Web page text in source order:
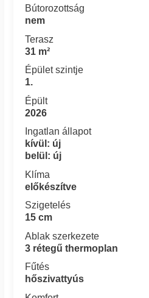
Bútorozottság
nem
Terasz
31 m²
Épület szintje
1.
Épült
2026
Ingatlan állapot
kívül: új
belül: új
Klíma
előkészítve
Szigetelés
15 cm
Ablak szerkezete
3 rétegű thermoplan
Fűtés
hőszivattyús